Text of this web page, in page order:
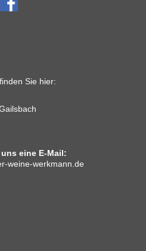
Sie hier:
eine E-Mail:
weine-werkmann.de